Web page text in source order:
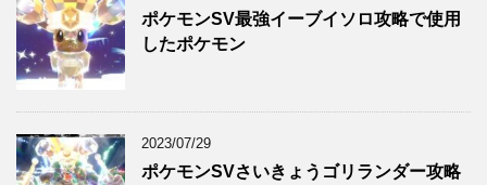
ポケモンSV最強イーブイソロ攻略で使用
したポケモン
2023/07/29
ポケモンSVさいきょうゴリランダー攻略